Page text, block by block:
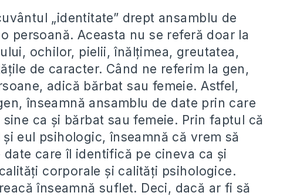
„identitate” drept ansamblu de
persoană. Aceasta nu se referă doar la
ochilor, pielii, înălţimea, greutatea,
de caracter. Când ne referim la gen,
adică bărbat sau femeie. Astfel,
înseamnă ansamblu de date prin care
ca şi bărbat sau femeie. Prin faptul că
eul psihologic, înseamnă că vrem să
care îl identifică pe cineva ca şi
corporale şi calităţi psihologice.
înseamnă suflet. Deci, dacă ar fi să